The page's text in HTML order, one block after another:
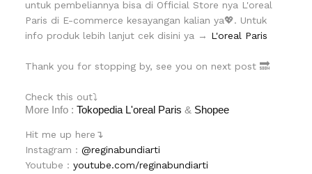
untuk pembeliannya bisa di Official Store nya L'oreal
Paris di E-commerce kesayangan kalian ya💖. Untuk
info produk lebih lanjut cek disini ya → L'oreal Paris
Thank you for stopping by, see you on next post 🔜
Check this out⤵
More Info : Tokopedia L'oreal Paris & Shopee
Hit me up here↴
Instagram : @reginabundiarti
Youtube : youtube.com/reginabundiarti